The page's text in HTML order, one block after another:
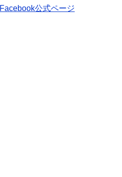
Facebook公式ページ